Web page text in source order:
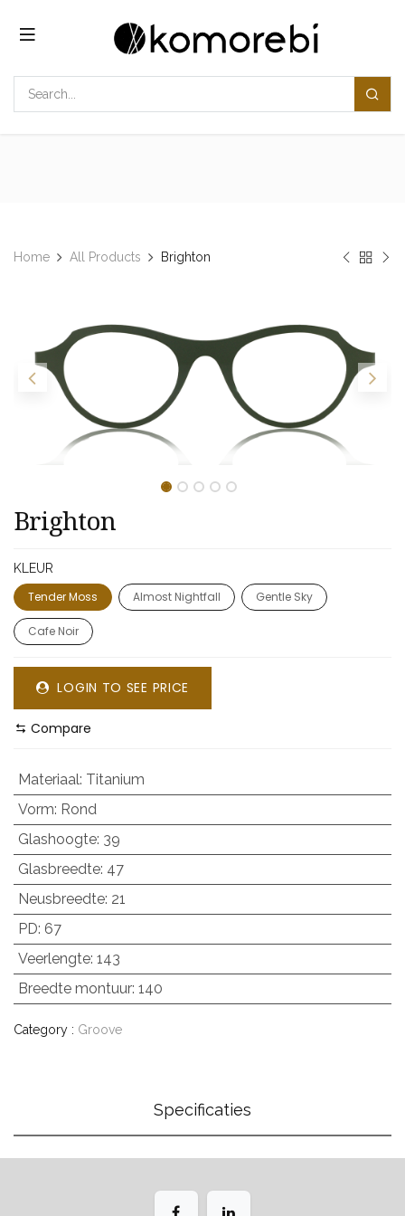
Home All Products ​​Brighton
​​Brighton
KLEUR
Tender Moss Almost Nightfall Gentle Sky
Cafe Noir
LOGIN TO SEE PRICE
Compare
Materiaal: Titanium
Vorm: Rond
Glashoogte: 39
Glasbreedte: 47
Neusbreedte: 21
PD: 67
Veerlengte: 143
Breedte montuur: 140
Category : Groove
Specificaties